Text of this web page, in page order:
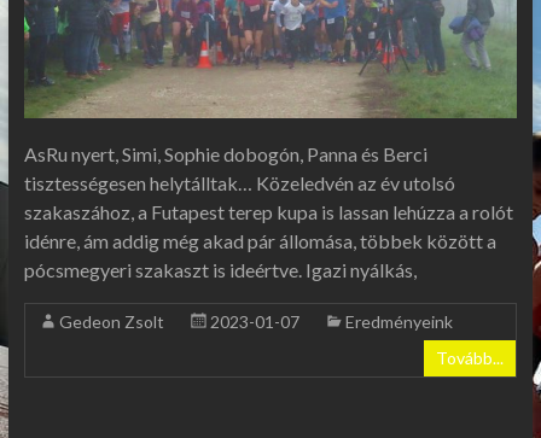
AsRu nyert, Simi, Sophie dobogón, Panna és Berci
tisztességesen helytálltak… Közeledvén az év utolsó
szakaszához, a Futapest terep kupa is lassan lehúzza a rolót
idénre, ám addig még akad pár állomása, többek között a
pócsmegyeri szakaszt is ideértve. Igazi nyálkás,
Gedeon Zsolt 2023-01-07
Eredményeink
Tovább...